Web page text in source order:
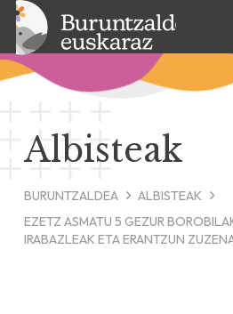
Albisteak
BURUNTZALDEA
ALBISTEAK
EZETZ ASMATU 5 GEZUR
IRABAZLEAK ETA ERANTZUN